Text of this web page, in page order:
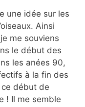
une idée sur les
Ainsi
me souviens
le début des
les anées 90,
à la fin des
début de
! Il me semble